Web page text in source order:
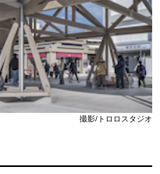
撮影/トロロスタジオ